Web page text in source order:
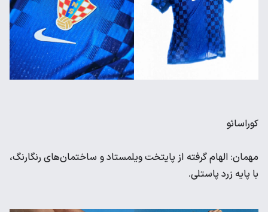
کوراسائو
مهمان: الهام گرفته از پایتخت ویلمستاد و ساختمان‌های رنگارنگ،
با پایه زرد پاستلی.